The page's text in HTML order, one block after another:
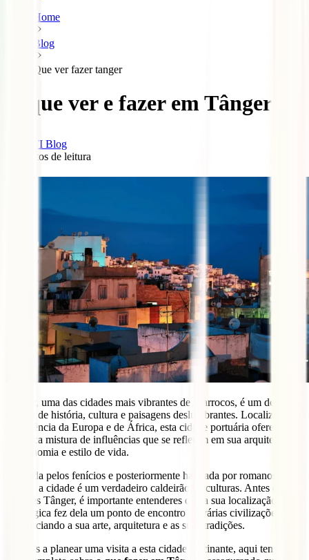
Home
Blog
Que ver fazer tanger
O que ver e fazer em Tânger
IATI Blog
minutos de leitura
Tânger, uma das cidades mais vibrantes de Marrocos, é um destino
repleto de história, cultura e paisagens deslumbrantes. Localizada na
confluência da Europa e de África, esta cidade portuária oferece
uma rica mistura de influências que se refletem em sua arquitetura,
gastronomia e estilo de vida.
Fundada pelos fenícios e posteriormente habitada por romanos e
árabes, a cidade é um verdadeiro caldeirão de culturas. Antes de
visitares Tânger, é importante entenderes que a sua localização
estratégica fez dela um ponto de encontro de várias civilizações,
influenciando a sua arte, arquitetura e as suas tradições.
Se estás a planear uma visita a esta cidade fascinante, aqui tens um